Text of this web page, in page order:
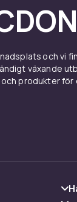
och vi
växande
produkter för